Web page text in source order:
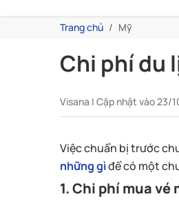
Trang chủ Mỹ
Chi phí du
Visana | Cập nhật vào 23/
Việc chuẩn bị trước
những gìđể có một
1. Chi phí mua vé